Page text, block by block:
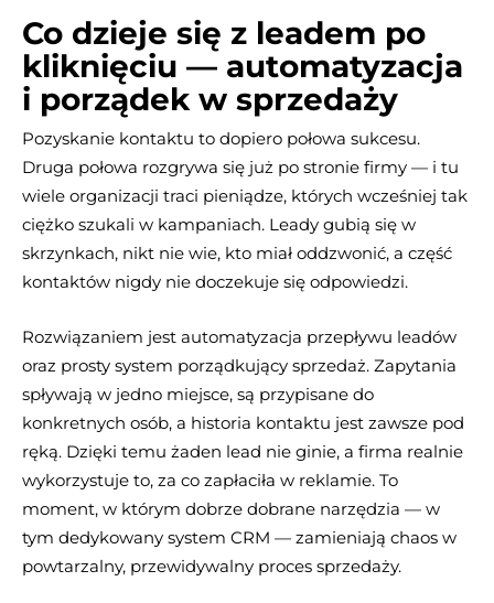
Co dzieje się z leadem po
kliknięciu — automatyzacja
i porządek w sprzedaży
Pozyskanie kontaktu to dopiero połowa sukcesu.
Druga połowa rozgrywa się już po stronie firmy — i tu
wiele organizacji traci pieniądze, których wcześniej tak
ciężko szukali w kampaniach. Leady gubią się w
skrzynkach, nikt nie wie, kto miał oddzwonić, a część
kontaktów nigdy nie doczekuje się odpowiedzi.
Rozwiązaniem jest automatyzacja przepływu leadów
oraz prosty system porządkujący sprzedaż. Zapytania
spływają w jedno miejsce, są przypisane do
konkretnych osób, a historia kontaktu jest zawsze pod
ręką. Dzięki temu żaden lead nie ginie, a firma realnie
wykorzystuje to, za co zapłaciła w reklamie. To
moment, w którym dobrze dobrane narzędzia — w
tym dedykowany system CRM — zamieniają chaos w
powtarzalny, przewidywalny proces sprzedaży.